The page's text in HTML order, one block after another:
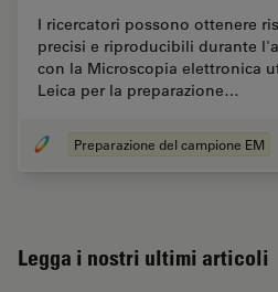
I ricercatori possono ottenere
precisi e riproducibili durante
con la Microscopia elettronica
Leica per la preparazione…
Preparazione del campione EM
Legga i nostri ultimi articoli